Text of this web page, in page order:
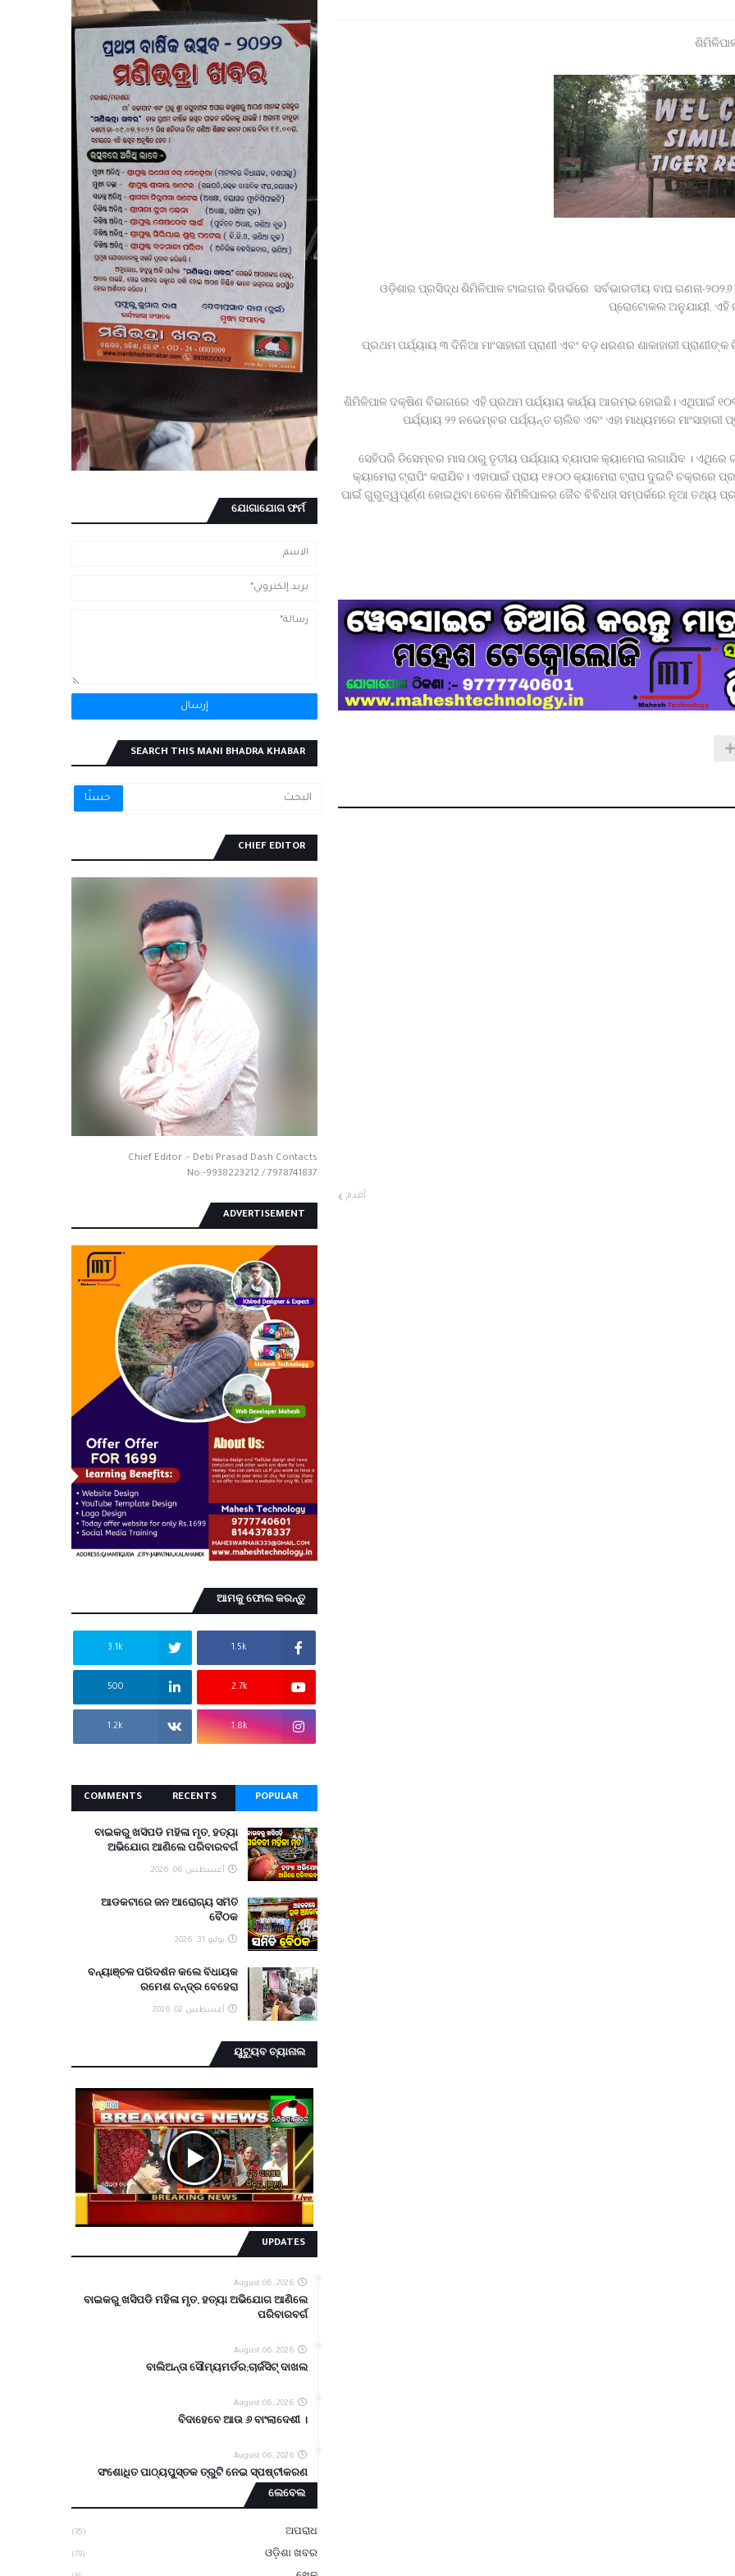
ଉପଜିଲ୍ଲାପାଳଙ୍କ ଅଚାନକ ପରିଦର୍ଶନ: ୬ଟି ବଳଦ ସହ ଗାଡ଼ି ଓ ସାର ବୋଝେଇ ଟ୍ରକ ଜବତ।
ପୂର୍ବତନ ସେନା ଅଧିକାରୀଙ୍କ ନାଁରେ ପୋଲିସର ମିଥ୍ୟା ମାମଲା , ନ୍ୟାୟ ପାଇଁ ଉଚ୍ଚ ନ୍ୟାୟାଳୟଙ୍କ ଦ୍ବାରସ୍ଥ
ରାଷ୍ଟ୍ରପତିଙ୍କୁ ଓଡ଼ିଶାର ହସ୍ତତନ୍ତ ଓ ହସ୍ତଶିଳ୍ପର କଳାକୃତି ଉପହାର ପ୍ରଦାନ କଲେ ରାଜ୍ୟପାଳ*
ମାନ୍ୟବର ରାଷ୍ଟ୍ରପତିଙ୍କୁ ବ୍ରହ୍ମପୁର ରେଳଷ୍ଟେସନରେ ବିପୁଳ ସ୍ୱାଗତ ସମ୍ବର୍ଦ୍ଧନା
ପ୍ରାରମ୍ଭିକ ପର୍ଯ୍ୟାୟରେ ମୁଖ୍ୟମନ୍ତ୍ରୀଙ୍କ ୧୧୦ କୋଟି ଟଙ୍କାର ସହାୟତା ପ୍ୟାକେଜ୍ ଘୋଷଣା
ମୋବାଇଲ ବ୍ଲାଷ୍ଟ ହୋଇ ଘରେ ଲାଗିଲା ନିଆଁ ଅଳ୍ପକେ ବର୍ତିଲେ ୫ ଜଣ ପରିବାର
ଡାକ୍ତରୀ ପିଜି ପରୀକ୍ଷାର ପ୍ରଶ୍ନ ପତ୍ର ଲିକ୍ ଘଟଣାର କ୍ରାଇମ୍ ବ୍ରାଞ୍ଚ ତଦନ୍ତ ଦାବି କଲା ମାନବ ଅଧିକାର ସୁରକ୍ଷା ମଞ୍ଚ
ବାଇକରୁ ଖସିପଡି ମହିଳା ମୃତ, ହତ୍ୟା ଅଭିଯୋଗ ଆଣିଲେ ପରିବାରବର୍ଗ
ଓଡ଼ିଶାର ପ୍ରସିଦ୍ଧ ଶିମିଳିପାଳ ଟାଇଗର ରିଜର୍ଭରେ ସର୍ବଭାରତୀୟ ବାଘ ଗଣନା-
ପ୍ରୋଟୋକଲ ଅନୁଯାୟୀ, ଏହି
ପ୍ରଥମ ପର୍ଯ୍ୟାୟ ୩ ଦିନିଆ ମାଂସାହାରୀ ପ୍ରାଣୀ ଏବଂ ବଡ଼ ଧରଣର ଶାକାହାରୀ
ଶିମିଳିପାଳ ଦକ୍ଷିଣ ବିଭାଗରେ ଏହି ପ୍ରଥମ ପର୍ଯ୍ୟାୟ କାର୍ଯ୍ୟ ଆରମ୍ଭ ହୋଇଛି। ଏଥିପାଇଁ
ପର୍ଯ୍ୟାୟ ୨୨ ନଭେମ୍ବର ପର୍ଯ୍ୟନ୍ତ ଚାଲିବ ଏବଂ ଏହା ମାଧ୍ୟମରେ
ସେହିପରି ଡିସେମ୍ବର ମାସ ଠାରୁ ତୃତୀୟ ପର୍ଯ୍ୟାୟ ବ୍ୟାପକ କ୍ୟାମେରା ଲଗାଯିବ ।
କ୍ୟାମେରା ଟ୍ରାପିଂ କରାଯିବ। ଏହାପାଇଁ ପ୍ରାୟ ୧୫୦୦ କ୍ୟାମେରା ଟ୍ରାପ ଦୁଇଟି
ପାଇଁ ଗୁରୁତ୍ୱପୂର୍ଣ୍ଣ ହୋଇଥିବା ବେଳେ ଶିମିଳିପାଳର ଜୈବ ବିବିଧତା ସମ୍ପର୍କରେ ନୂଆ ତଥ୍ୟ
أقدم
ଯୋଗାଯୋଗ ଫର୍ମ
SEARCH THIS MANI BHADRA KHABAR
CHIEF EDITOR
Chief Editor :- Debi Prasad Dash Contacts
No:-9938223212 / 7978741837
ADVERTISEMENT
ଆମକୁ ଫୋଲ କରନ୍ତୁ
1.5k
3.1k
2.7k
500
1.8k
1.2k
POPULAR
RECENTS
COMMENTS
ବାଇକରୁ ଖସିପଡି ମହିଳା ମୃତ, ହତ୍ୟା
ଅଭିଯୋଗ ଆଣିଲେ ପରିବାରବର୍ଗ
أغسطس 06, 2026
ଆଡକଟାରେ ଜନ ଆରୋଗ୍ୟ ସମିତି
ବୈଠକ
يوليو 31, 2026
ବନ୍ୟାଞ୍ଚଳ ପରିଦର୍ଶନ କଲେ ବିଧାୟକ
ରମେଶ ଚନ୍ଦ୍ର ବେହେରା
أغسطس 02, 2026
ୟୁଟ୍ୟୁବ ଚ୍ୟାନାଲ
UPDATES
August 06, 2026
ବାଇକରୁ ଖସିପଡି ମହିଳା ମୃତ, ହତ୍ୟା ଅଭିଯୋଗ ଆଣିଲେ
ପରିବାରବର୍ଗ
August 06, 2026
ବାଲିଅନ୍ତା ସୌମ୍ୟମର୍ଡର;ଚାର୍ଜସିଟ୍ ଦାଖଲ
August 06, 2026
ବିଦାହେବେ ଆଉ ୬ ବାଂଲାଦେଶୀ ।
August 06, 2026
ସଂଶୋଧିତ ପାଠ୍ୟପୁସ୍ତକ ତ୍ରୁଟି ନେଇ ସ୍ପଷ୍ଟୀକରଣ
ଲେବେଲ
ଅପରାଧ
(35)
ଓଡ଼ିଶା ଖବର
(79)